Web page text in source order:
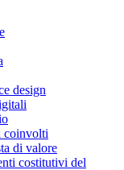
design
coinvolti
di valore
costitutivi del